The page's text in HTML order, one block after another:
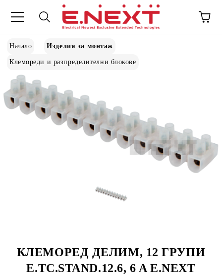
Начало Изделия за монтаж
Клемореди и разпределителни блокове
КЛЕМОРЕД ДЕЛИМ, 12 ГРУПИ
E.TC.STAND.12.6, 6 A E.NEXT